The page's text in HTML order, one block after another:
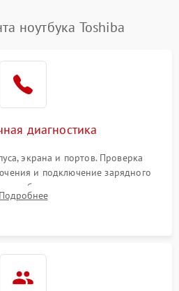
ноутбука Toshiba
диагностика
экрана и портов. Проверка
и подключение зарядного
потребления тока с помощью
для локализации проблемы.
Подробнее